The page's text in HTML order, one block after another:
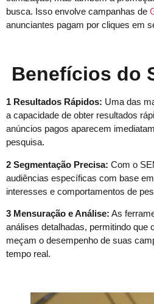
busca. Isso envolve campanhas de
anunciantes pagam por cliques em
Benefícios do
1 Resultados Rápidos: Uma das
a capacidade de obter resultados
anúncios pagos aparecem
pesquisa.
2 Segmentação Precisa: Com o
audiências específicas com base
interesses e comportamentos de
3 Mensuração e Análise: As
análises detalhadas, permitindo que
meçam o desempenho de suas
tempo real.